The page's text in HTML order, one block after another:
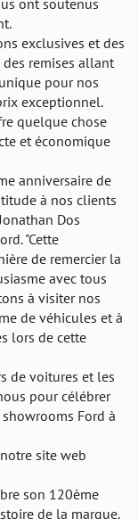
exclusives et des
remises allant
pour nos
exceptionnel.
quelque chose
et économique
anniversaire de
à nos clients
Dos
"Cette
de remercier la
avec tous
à visiter nos
de véhicules et à
lors de cette
de voitures et les
pour célébrer
Ford à
site web
son 120ème
de la marque.